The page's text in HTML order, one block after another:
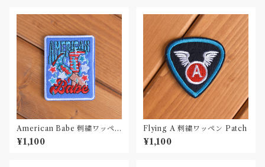
American Babe 刺繍ワッペ
ン Patch
¥1,100
Flying A 刺繍ワッペン Patch
¥1,100